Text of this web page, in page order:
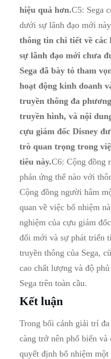
hiệu quả⁢ hơn.C5: Sega
dưới sự lãnh⁣ đạo mới
thông tin chi⁤ tiết về các
sự lãnh‍ đạo mới⁢ chưa
Sega đã‍ bày⁤ tỏ tham
hoạt động kinh⁣ doanh
truyền thông đa
⁣truyền hình, và nội
cựu⁣ giám đốc Disney‌
trò quan trọng trong
‌tiêu này.C6:‍ Cộng đồng
phản ứng thế nào với
Cộng đồng người hâm
quan về việc bổ nhiệm
nghiệm của cựu giám
đổi mới​ và sự phát triển
truyền thông của Sega,
cao‌ chất ‍lượng và độ⁤
Sega trên toàn ​cầu.
Kết luận
Trong bối cảnh giải trí
càng trở nên phổ biến và⁣
‍quyết định bổ‍ nhiệm một